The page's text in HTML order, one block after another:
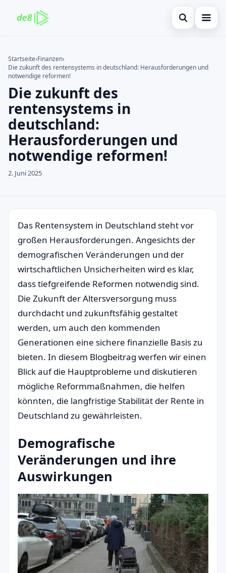
Suche öffnen
Finanzen
Kreditkarte
Investitionen
immobilienmarktes
debitkarte
Auf der Website suchen
Suchen nach:
Enter drücken zum Suchen oder ESC zum Schließen.
Startseite›Finanzen›
Die zukunft des rentensystems in deutschland: Herausforderungen und
notwendige reformen!
Die zukunft des
rentensystems in
deutschland:
Herausforderungen und
notwendige reformen!
2. Juni 2025
Das Rentensystem in Deutschland steht vor
großen Herausforderungen. Angesichts der
demografischen Veränderungen und der
wirtschaftlichen Unsicherheiten wird es klar,
dass tiefgreifende Reformen notwendig sind.
Die Zukunft der Altersversorgung muss
durchdacht und zukunftsfähig gestaltet
werden, um auch den kommenden
Generationen eine sichere finanzielle Basis zu
bieten. In diesem Blogbeitrag werfen wir einen
Blick auf die Hauptprobleme und diskutieren
mögliche Reformmaßnahmen, die helfen
könnten, die langfristige Stabilität der Rente in
Deutschland zu gewährleisten.
Demografische
Veränderungen und ihre
Auswirkungen